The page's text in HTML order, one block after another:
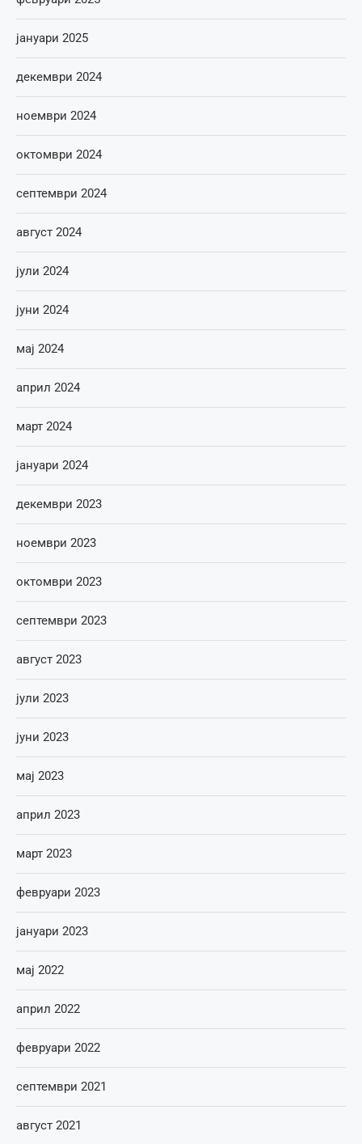
јануари 2025
декември 2024
ноември 2024
октомври 2024
септември 2024
август 2024
јули 2024
јуни 2024
мај 2024
април 2024
март 2024
јануари 2024
декември 2023
ноември 2023
октомври 2023
септември 2023
август 2023
јули 2023
јуни 2023
мај 2023
април 2023
март 2023
февруари 2023
јануари 2023
мај 2022
април 2022
февруари 2022
септември 2021
август 2021